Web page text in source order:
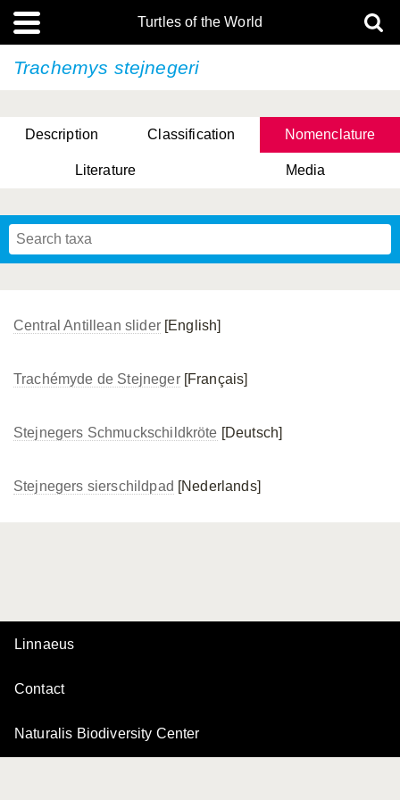
Turtles of the World
Trachemys stejnegeri
Description Classification Nomenclature
Literature Media
Central Antillean slider[English]
Trachémyde de Stejneger[Français]
Stejnegers Schmuckschildkröte [Deutsch]
Stejnegers sierschildpad [Nederlands]
Linnaeus
Contact
Naturalis Biodiversity Center